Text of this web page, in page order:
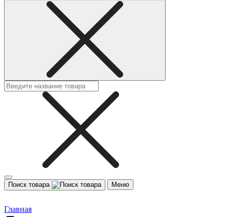
Поиск товара Меню
Главная